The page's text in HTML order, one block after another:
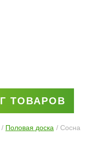
ТОВАРОВ
Половая доска Сосна